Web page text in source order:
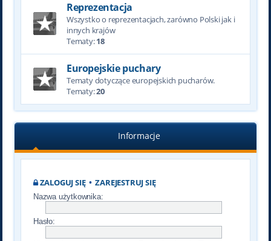
Reprezentacja
Wszystko o reprezentacjach, zarówno Polski jak i
innych krajów
Tematy:18
Europejskie puchary
Tematy dotyczące europejskich pucharów.
Tematy:20
Informacje
ZALOGUJ SIĘ•ZAREJESTRUJ SIĘ
Nazwa użytkownika:
Hasło: